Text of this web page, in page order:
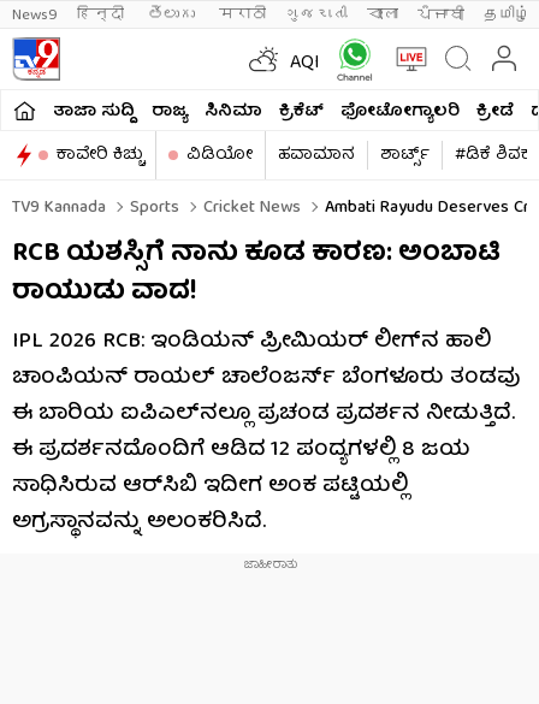
News9 हिन्दी తెలుగు मराठी ગુજરાતી বাংলা ਪੰਜਾਬੀ தமிழ்
AQI
ತಾಜಾ ಸುದ್ದಿ ರಾಜ್ಯ ಸಿನಿಮಾ ಕ್ರಿಕೆಟ್​ ಫೋಟೋಗ್ಯಾಲರಿ ಕ್ರೀಡೆ
ಕಾವೇರಿ ಕಿಚ್ಚು
ವಿಡಿಯೋ ಹವಾಮಾನ ಶಾರ್ಟ್ಸ್​
#ಡಿಕೆ
TV9 Kannada
Sports Cricket News Ambati Rayudu Deserves
RCB ಯಶಸ್ಸಿಗೆ ನಾನು ಕೂಡ ಕಾರಣ: ಅಂಬಾಟಿ
ರಾಯುಡು ವಾದ!
IPL 2026 RCB: ಇಂಡಿಯನ್ ಪ್ರೀಮಿಯರ್ ಲೀಗ್​ನ ಹಾಲಿ
ಚಾಂಪಿಯನ್ ರಾಯಲ್ ಚಾಲೆಂಜರ್ಸ್ ಬೆಂಗಳೂರು ತಂಡವು
ಈ ಬಾರಿಯ ಐಪಿಎಲ್​ನಲ್ಲೂ ಪ್ರಚಂಡ ಪ್ರದರ್ಶನ ನೀಡುತ್ತಿದೆ.
ಈ ಪ್ರದರ್ಶನದೊಂದಿಗೆ ಆಡಿದ 12 ಪಂದ್ಯಗಳಲ್ಲಿ 8 ಜಯ
ಸಾಧಿಸಿರುವ ಆರ್​ಸಿಬಿ ಇದೀಗ ಅಂಕ ಪಟ್ಟಿಯಲ್ಲಿ
ಅಗ್ರಸ್ಥಾನವನ್ನು ಅಲಂಕರಿಸಿದೆ.